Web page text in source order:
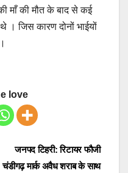
माँ की मौत के बाद से कई
। जिस कारण दोनों भाईयों
love
जनपद टिहरी: रिटायर फौजी
चंडीगढ़ मार्क अवैध शराब के साथ